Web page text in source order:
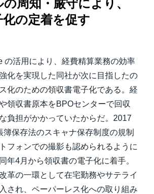
周知・厳守により、
の定着を促す
の活用により、経費精算業務の効率
化を実現した同社が次に目指したの
化のための領収書電子化である。経
領収書原本をBPOセンターで回収
負担がかかっていたからだ。2017
簿保存法のスキャナ保存制度の規制
フォンでの撮影も認められるように
年4月から領収書の電子化に着手。
革の一環として在宅勤務やサテライ
され、ペーパーレス化への取り組み